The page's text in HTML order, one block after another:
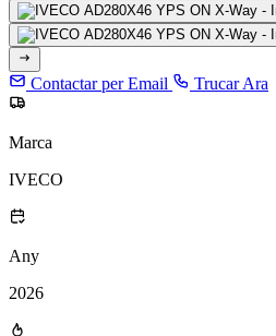
Contactar per Email Trucar Ara
Marca
IVECO
Any
2026